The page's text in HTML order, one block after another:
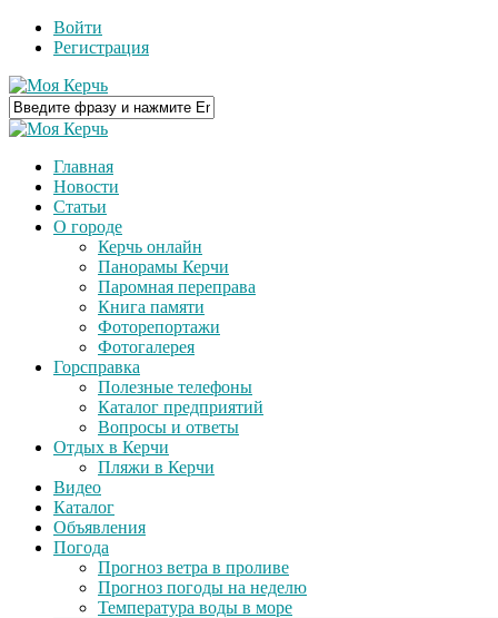
Войти
Регистрация
Главная
Новости
Статьи
О городе
Керчь онлайн
Панорамы Керчи
Паромная переправа
Книга памяти
Фоторепортажи
Фотогалерея
Горсправка
Полезные телефоны
Каталог предприятий
Вопросы и ответы
Отдых в Керчи
Пляжи в Керчи
Видео
Каталог
Объявления
Погода
Прогноз ветра в проливе
Прогноз погоды на неделю
Температура воды в море